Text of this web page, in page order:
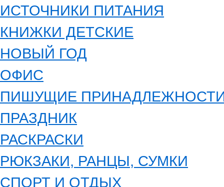
ИСТОЧНИКИ ПИТАНИЯ
КНИЖКИ ДЕТСКИЕ
НОВЫЙ ГОД
ОФИС
ПИШУЩИЕ
ПРАЗДНИК
РАСКРАСКИ
РЮКЗАКИ, РАНЦЫ, СУМКИ
СПОРТ И ОТДЫХ